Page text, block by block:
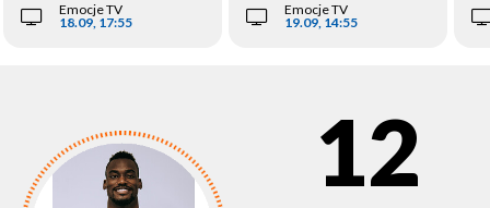
Emocje TV
18.09, 17:55
Emocje TV
19.09, 14:55
12